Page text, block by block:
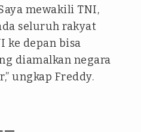
mewakili TNI,
seluruh rakyat
ke depan bisa
diamalkan negara
ungkap Freddy.